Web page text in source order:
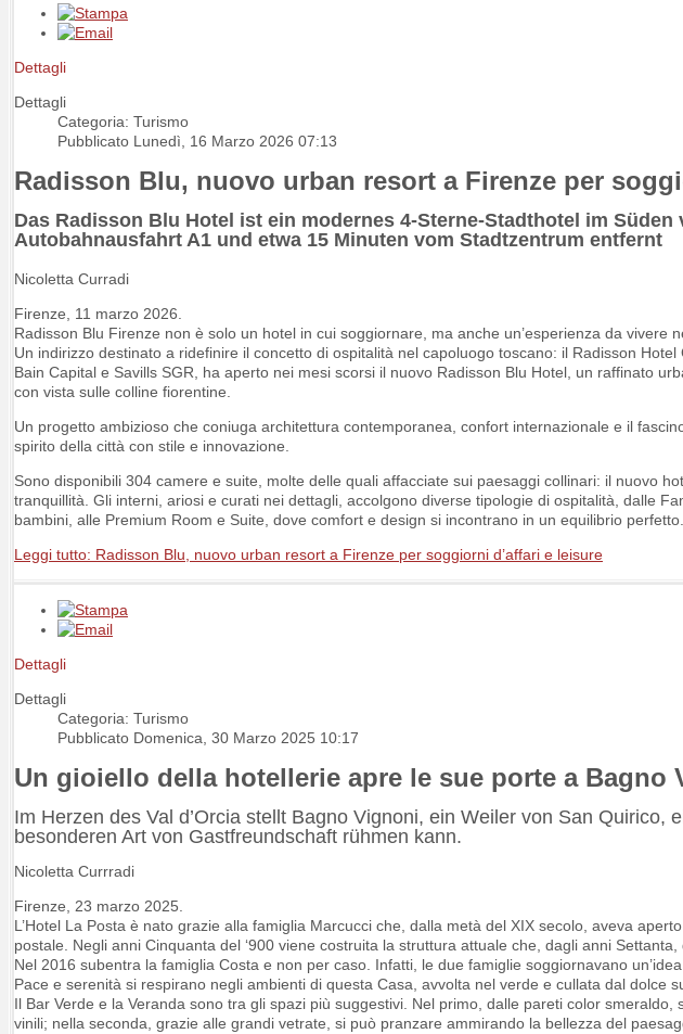
Dettagli
Dettagli
Categoria: Turismo
Pubblicato Lunedì, 16 Marzo 2026 07:13
Radisson Blu, nuovo urban resort a Firenze per
Das Radisson Blu Hotel ist ein modernes 4-Sterne-Stadthotel im Süden
Autobahnausfahrt A1 und etwa 15 Minuten vom Stadtzentrum entfernt
Nicoletta Curradi
Firenze, 11 marzo 2026.
Radisson Blu Firenze non è solo un hotel in cui soggiornare, ma anche un’esperienza da vivere
Un indirizzo destinato a ridefinire il concetto di ospitalità nel capoluogo toscano: il Radisson
Bain Capital e Savills SGR, ha aperto nei mesi scorsi il nuovo Radisson Blu Hotel, un raffinato
con vista sulle colline fiorentine.
Un progetto ambizioso che coniuga architettura contemporanea, confort internazionale e il
spirito della città con stile e innovazione.
Sono disponibili 304 camere e suite, molte delle quali affacciate sui paesaggi collinari: il nuovo
tranquillità. Gli interni, ariosi e curati nei dettagli, accolgono diverse tipologie di ospitalità, dalle
bambini, alle Premium Room e Suite, dove comfort e design si incontrano in un equilibrio perfetto.
Leggi tutto: Radisson Blu, nuovo urban resort a Firenze per soggiorni d’affari e leisure
Dettagli
Dettagli
Categoria: Turismo
Pubblicato Domenica, 30 Marzo 2025 10:17
Un gioiello della hotellerie apre le sue porte a Bagno
Im Herzen des Val d’Orcia stellt Bagno Vignoni, ein Weiler von San Quirico,
besonderen Art von Gastfreundschaft rühmen kann.
Nicoletta Currradi
Firenze, 23 marzo 2025.
L’Hotel La Posta è nato grazie alla famiglia Marcucci che, dalla metà del XIX secolo, aveva
postale. Negli anni Cinquanta del ‘900 viene costruita la struttura attuale che, dagli anni
Nel 2016 subentra la famiglia Costa e non per caso. Infatti, le due famiglie soggiornavano
Pace e serenità si respirano negli ambienti di questa Casa, avvolta nel verde e cullata dal dolce
Il Bar Verde e la Veranda sono tra gli spazi più suggestivi. Nel primo, dalle pareti color
vinili; nella seconda, grazie alle grandi vetrate, si può pranzare ammirando la bellezza del